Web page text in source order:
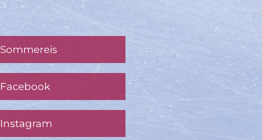
Sommereis
Facebook
Instagram